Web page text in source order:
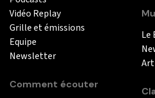
Vidéo Replay
Grille et émissions
Equipe
Newsletter
Comment écouter
Le